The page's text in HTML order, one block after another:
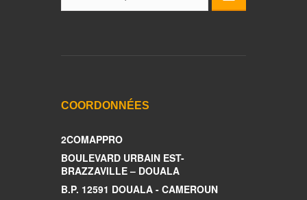
COORDONNÉES
2COMAPPRO
BOULEVARD URBAIN EST-
BRAZZAVILLE – DOUALA
B.P. 12591 DOUALA - CAMEROUN